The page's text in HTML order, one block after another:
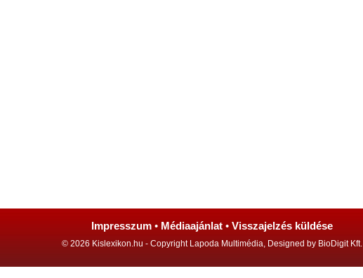
Impresszum • Médiaajánlat • Visszajelzés küldése
© 2026 Kislexikon.hu - Copyright Lapoda Multimédia, Designed by BioDigit Kft.